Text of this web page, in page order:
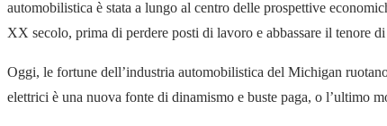
automobilistica è stata a lungo al centro delle prospettive
XX secolo, prima di perdere posti di lavoro e abbassare il tenore
Oggi, le fortune dell’industria automobilistica del Michigan
elettrici è una nuova fonte di dinamismo e buste paga, o l’ultimo